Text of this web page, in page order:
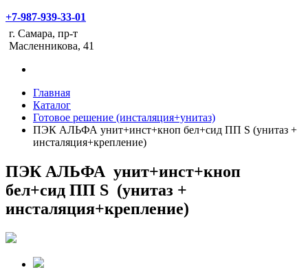
+7-987-939-33-01
г. Самара, пр-т
Масленникова, 41
Главная
Каталог
Готовое решение (инсталяция+унитаз)
ПЭК АЛЬФА унит+инст+кноп бел+сид ПП S (унитаз +
инсталяция+крепление)
ПЭК АЛЬФА унит+инст+кноп
бел+сид ПП S (унитаз +
инсталяция+крепление)